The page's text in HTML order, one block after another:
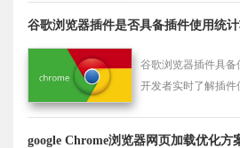
谷歌浏览器插件是否具备插件使用统
谷歌浏览器插件具
开发者实时了解插件
google Chrome浏览器网页加载优化方